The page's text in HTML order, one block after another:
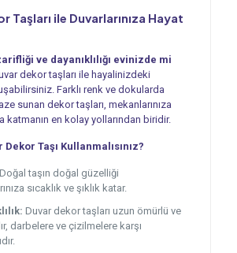
Taşları ile Duvarlarınıza Hayat
ve dayanıklılığı evinizde mi
dekor taşları ile hayalinizdeki
Farklı renk ve dokularda
sunan dekor taşları, mekanlarınıza
katmanın en kolay yollarından biridir.
Taşı Kullanmalısınız?
Doğal taşın doğal güzelliği
sıcaklık ve şıklık katar.
Duvar dekor taşları uzun ömürlü ve
darbelere ve çizilmelere karşı